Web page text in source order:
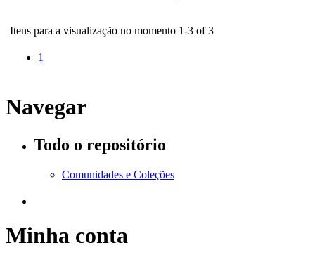
Itens para a visualização no momento 1-3 of 3
1
Navegar
Todo o repositório
Comunidades e Coleções
Minha conta